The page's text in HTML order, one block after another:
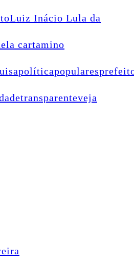
Luiz Inácio Lula da
cartamino
políticapopulares
transparenteveja